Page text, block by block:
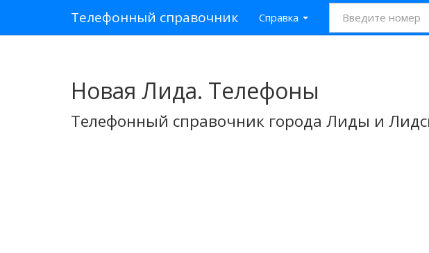
Телефонный справочник Справка
Новая Лида. Телефоны
Телефонный справочник города Лиды и